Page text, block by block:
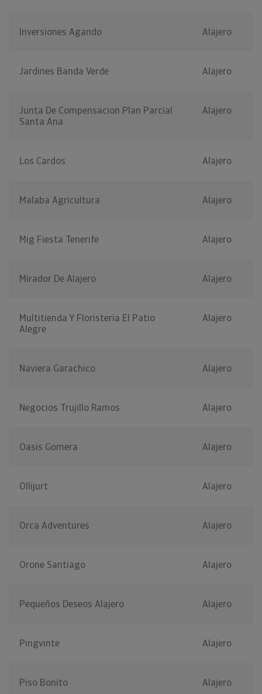
Inversiones Agando Alajero
Jardines Banda Verde Alajero
Junta De Compensacion Plan Parcial
Santa Ana
Alajero
Los Cardos Alajero
Malaba Agricultura Alajero
Mig Fiesta Tenerife Alajero
Mirador De Alajero Alajero
Multitienda Y Floristeria El Patio
Alegre
Alajero
Naviera Garachico Alajero
Negocios Trujillo Ramos Alajero
Oasis Gomera Alajero
Ollijurt Alajero
Orca Adventures Alajero
Orone Santiago Alajero
Pequeños Deseos Alajero Alajero
Pingvinte Alajero
Piso Bonito Alajero